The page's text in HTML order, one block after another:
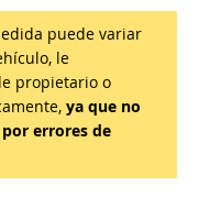
puede variar
le
propietario o
ya que no
errores de